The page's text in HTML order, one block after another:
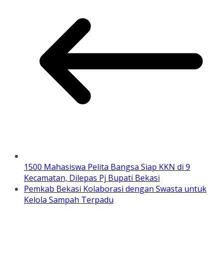
1500 Mahasiswa Pelita Bangsa Siap KKN di 9
Kecamatan, Dilepas Pj Bupati Bekasi
Pemkab Bekasi Kolaborasi dengan Swasta untuk
Kelola Sampah Terpadu